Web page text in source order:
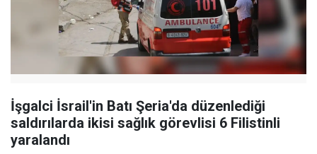
İşgalci İsrail'in Batı Şeria'da düzenlediği
saldırılarda ikisi sağlık görevlisi 6 Filistinli
yaralandı